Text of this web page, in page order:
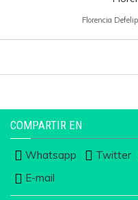
Florencia
COMPARTIR EN
Whatsapp Twitter
E-mail